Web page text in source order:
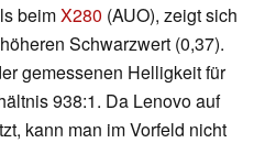
beimX280 (AUO), zeigt sich
Schwarzwert (0,37).
gemessenen Helligkeit für
938:1. Da Lenovo auf
kann man im Vorfeld nicht